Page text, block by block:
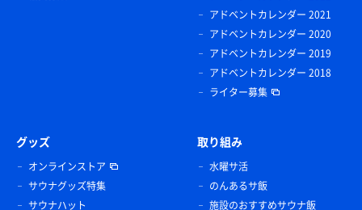
アドベントカレンダー 2021
アドベントカレンダー 2020
アドベントカレンダー 2019
アドベントカレンダー 2018
ライター募集
グッズ
オンラインストア
サウナグッズ特集
サウナハット
取り組み
水曜サ活
のんあるサ飯
施設のおすすめサウナ飯